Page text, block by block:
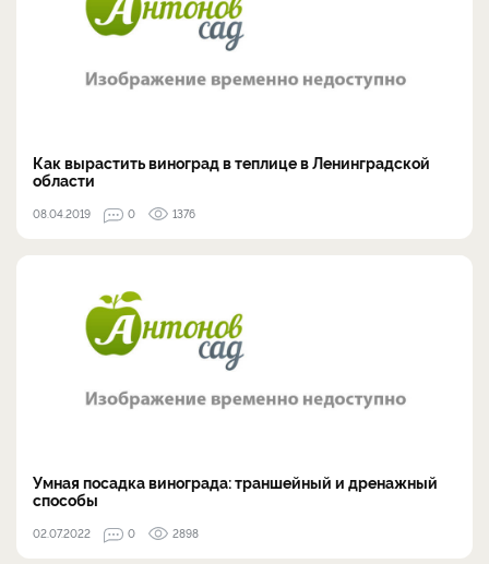
Как вырастить виноград в теплице в Ленинградской
области
08.04.2019 0 1376
Умная посадка винограда: траншейный и дренажный
способы
02.07.2022 0 2898